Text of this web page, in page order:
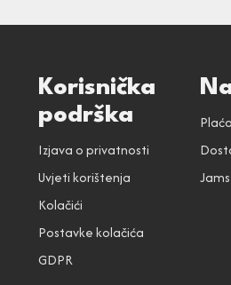
Korisnička
podrška
Izjava o privatnosti
Uvjeti korištenja
Kolačići
Postavke kolačića
GDPR